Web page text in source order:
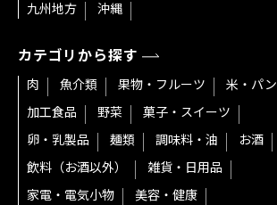
九州地方
沖縄
カテゴリから探す
肉 魚介類 果物・フルーツ
米・パン
加工食品
野菜
菓子・スイーツ
卵・乳製品
麺類 調味料・油
お酒
飲料（お酒以外）
雑貨・日用品
家電・電気小物
美容・健康